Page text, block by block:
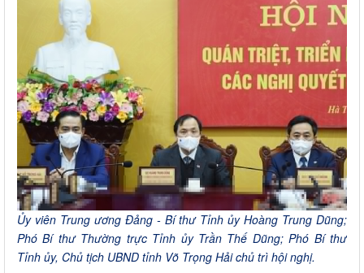
Ủy viên Trung ương Đảng - Bí thư Tỉnh ủy Hoàng Trung Dũng;
Phó Bí thư Thường trực Tỉnh ủy Trần Thế Dũng; Phó Bí thư
Tỉnh ủy, Chủ tịch UBND tỉnh Võ Trọng Hải chủ trì hội nghị.